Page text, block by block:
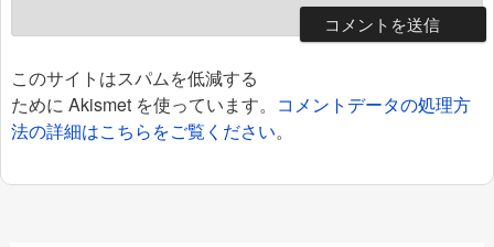
このサイトはスパムを低減する
ために Akismet を使っています。 コメントデータの処理方
法の詳細はこちらをご覧ください。